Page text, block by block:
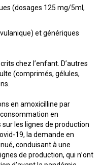
(dosages 125 mg/5ml,
et génériques
chez l’enfant. D’autres
(comprimés, gélules,
en amoxicilline par
en
les lignes de production
19, la demande en
conduisant à une
de production, qui n’ont